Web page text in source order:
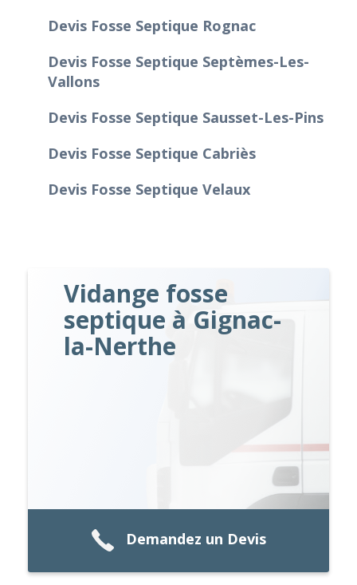
Devis Fosse Septique Rognac
Devis Fosse Septique Septèmes-Les-
Vallons
Devis Fosse Septique Sausset-Les-Pins
Devis Fosse Septique Cabriès
Devis Fosse Septique Velaux
Vidange fosse
septique à Gignac-
la-Nerthe
Demandez un Devis